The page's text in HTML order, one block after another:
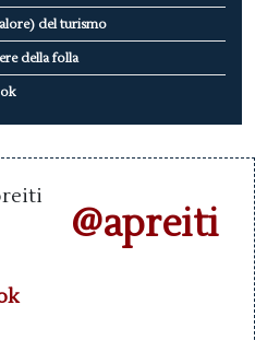
del turismo
della folla
@apreiti